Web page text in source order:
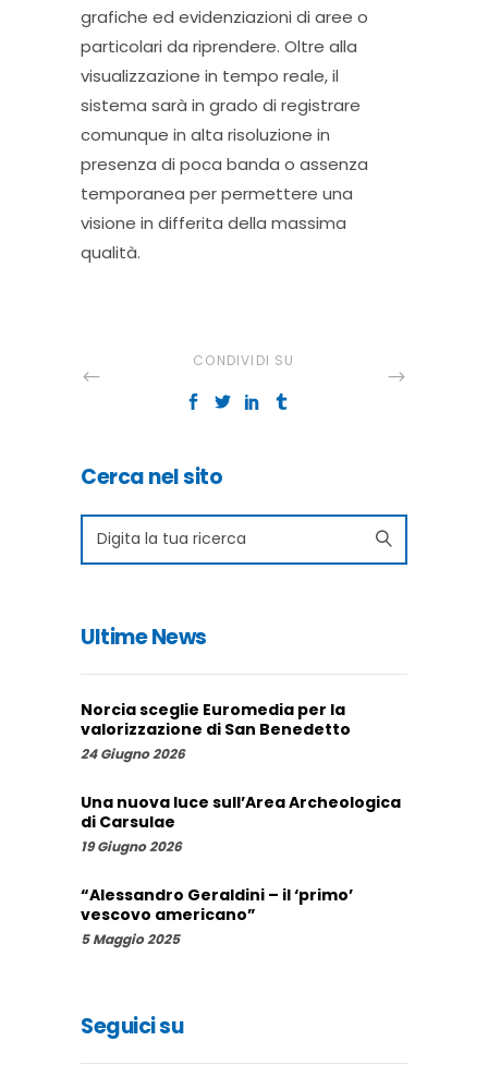
grafiche ed evidenziazioni di aree o
particolari da riprendere. Oltre alla
visualizzazione in tempo reale, il
sistema sarà in grado di registrare
comunque in alta risoluzione in
presenza di poca banda o assenza
temporanea per permettere una
visione in differita della massima
qualità.
CONDIVIDI SU
Cerca nel sito
Search
for:
Ultime News
Norcia sceglie Euromedia per la
valorizzazione di San Benedetto
24 Giugno 2026
Una nuova luce sull’Area Archeologica
di Carsulae
19 Giugno 2026
“Alessandro Geraldini – il ‘primo’
vescovo americano”
5 Maggio 2025
Seguici su